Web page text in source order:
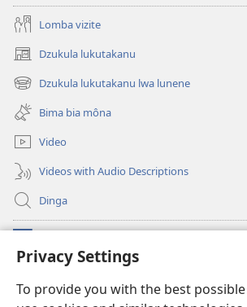
Privacy Settings
To provide you with the best
Lomba vizite
Dzukula lukutakanu
(opens
new
window)
Dzukula lukutakanu lwa lunene
(opens
new
window)
Bima bia môna
Video
Videos with Audio Descriptions
Dinga
(opens
new
Watchtower BIBLIOTEKE YA MU INTERNET
(opens